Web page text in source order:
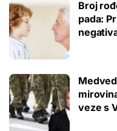
Broj
pada:
veze s